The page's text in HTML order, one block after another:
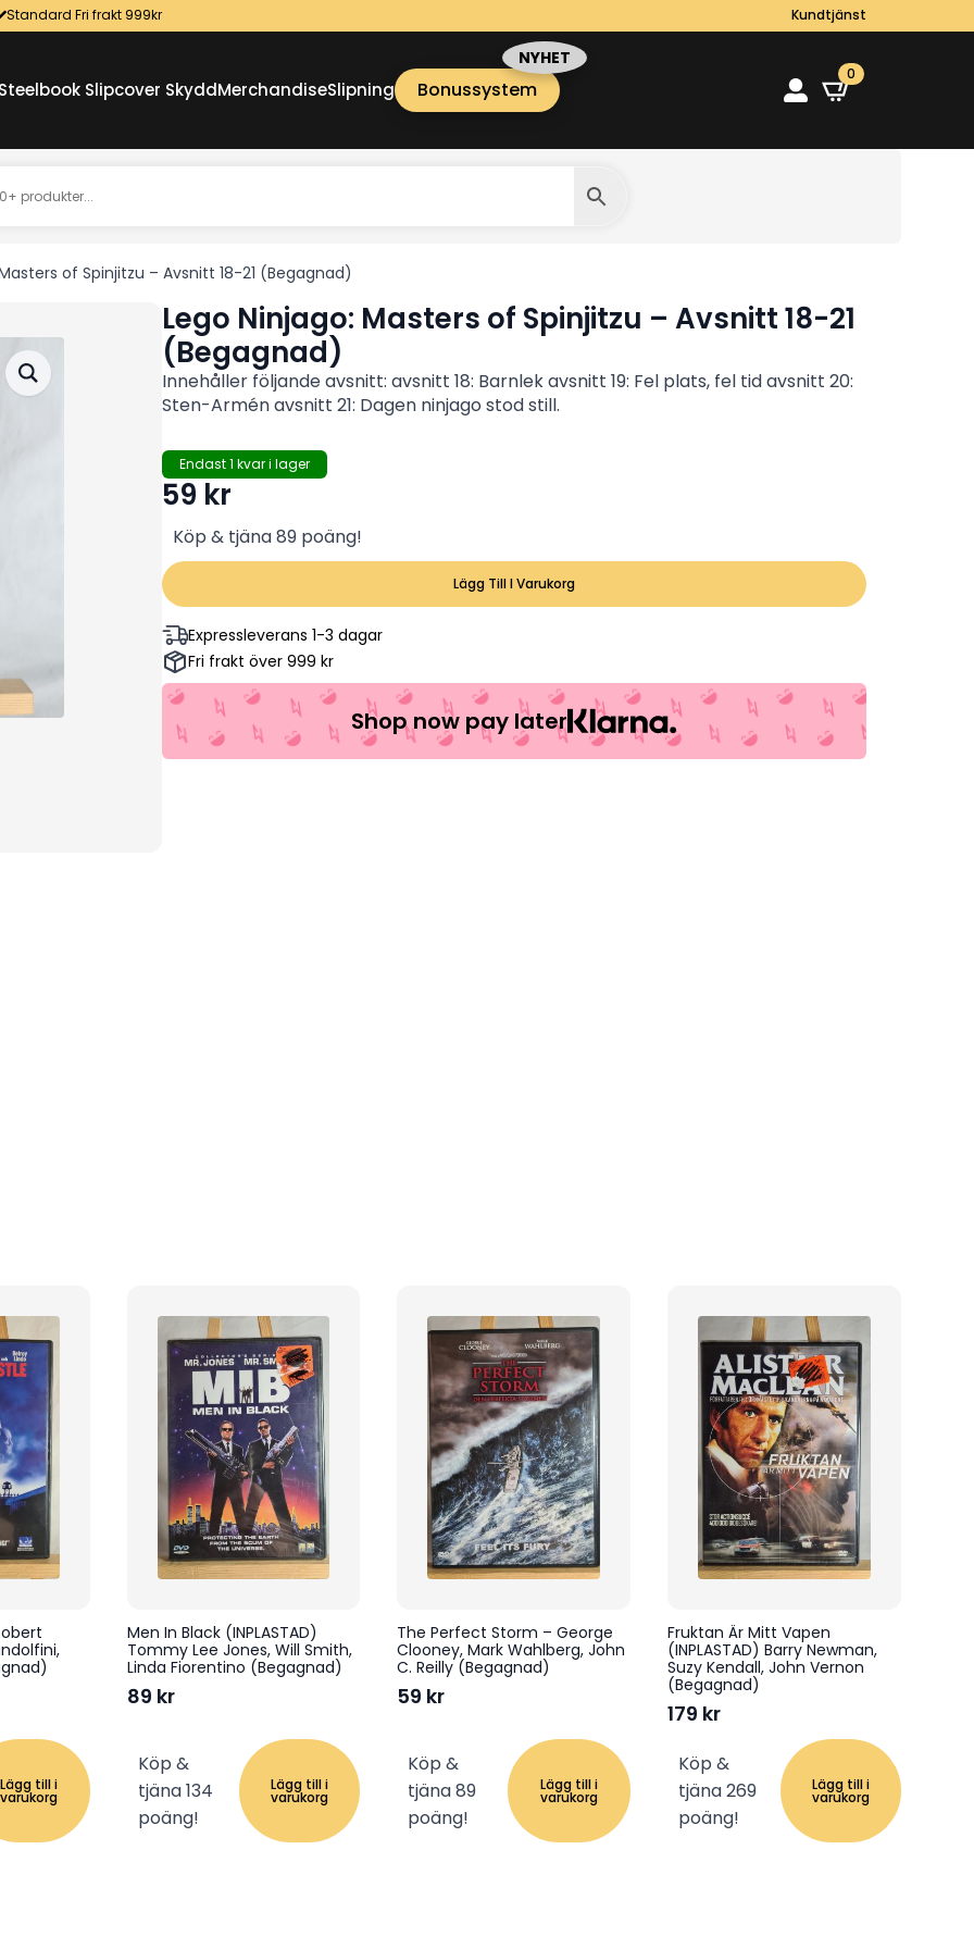
Standard Fri frakt 999kr Kundtjänst
Slipcover SkyddMerchandiseSlipning Bonussystem
0
of Spinjitzu – Avsnitt 18-21 (Begagnad)
Lego Ninjago: Masters of Spinjitzu – Avsnitt 18-21
(Begagnad)
Innehåller följande avsnitt: avsnitt 18: Barnlek avsnitt 19: Fel plats, fel tid avsnitt 20:
Sten-Armén avsnitt 21: Dagen ninjago stod still.
Endast 1 kvar i lager
59 kr
Köp & tjäna 89 poäng!
Lägg Till I Varukorg
Expressleverans 1-3 dagar
Fri frakt över 999 kr
Shop now pay later
Lägg till i
varukorg
Men In Black (INPLASTAD)
Tommy Lee Jones, Will Smith,
Linda Fiorentino (Begagnad)
89 kr
Köp &
tjäna 134
poäng!
Lägg till i
varukorg
The Perfect Storm – George
Clooney, Mark Wahlberg, John
C. Reilly (Begagnad)
59 kr
Köp &
tjäna 89
poäng!
Lägg till i
varukorg
Fruktan Är Mitt Vapen
(INPLASTAD) Barry Newman,
Suzy Kendall, John Vernon
(Begagnad)
179 kr
Köp &
tjäna 269
poäng!
Lägg till i
varukorg